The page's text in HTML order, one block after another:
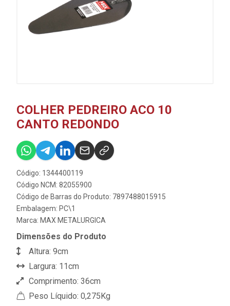
COLHER PEDREIRO ACO 10
CANTO REDONDO
Código: 1344400119
Código NCM: 82055900
Código de Barras do Produto: 7897488015915
Embalagem: PC\1
Marca: MAX METALURGICA
Dimensões do Produto
Altura: 9cm
Largura: 11cm
Comprimento: 36cm
Peso Líquido: 0,275Kg